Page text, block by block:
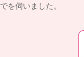
でを伺いました。